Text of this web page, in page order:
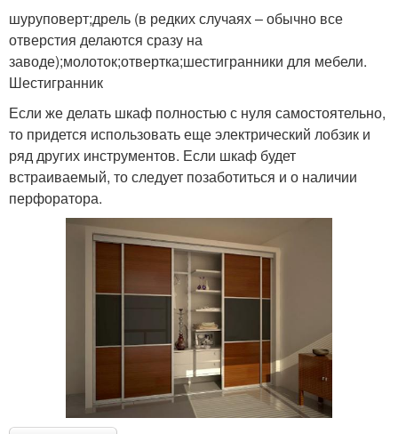
шуруповерт;дрель (в редких случаях – обычно все
отверстия делаются сразу на
заводе);молоток;отвертка;шестигранники для мебели.
Шестигранник
Если же делать шкаф полностью с нуля самостоятельно,
то придется использовать еще электрический лобзик и
ряд других инструментов. Если шкаф будет
встраиваемый, то следует позаботиться и о наличии
перфоратора.